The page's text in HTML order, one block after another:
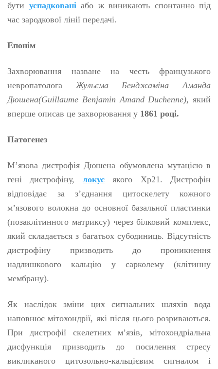
бути успадкованіабо ж виникають спонтанно під
час зародкової лінії передачі.
Епонім
Захворювання назване на честь французького
невропатологаЖульєма Бенджаміна Аманда
Дюшена(Guillaume Benjamin Amand Duchenne), який
вперше описав це захворювання у 1861 році.
Патогенез
М’язова дистрофія Дюшена обумовлена мутацією в
гені дистрофіну, локусякого Xp21. Дистрофін
відповідає за з’єднання цитоскелету кожного
м’язового волокна до основної базальної пластинки
(позаклітинного матриксу) через білковий комплекс,
який складається з багатьох субодиниць. Відсутність
дистрофіну призводить до проникнення
надлишкового кальцію у сарколему (клітинну
мембрану).
Як наслідок зміни цих сигнальних шляхів вода
наповнює мітохондрії, які після цього розриваються.
При дистрофії скелетних м’язів, мітохондріальна
дисфункція призводить до посилення стресу
викликаного цитозольно-кальцієвим сигналом і